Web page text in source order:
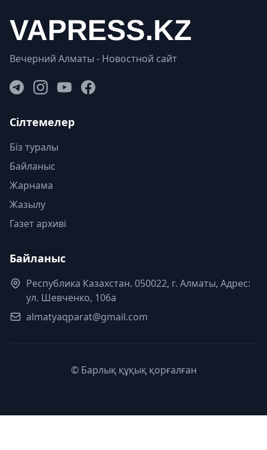
Вечерний Алматы - Новостной сайт
Сілтемелер
Біз туралы
Байланыс
Жарнама
Жазылу
Газет архиві
Байланыс
Республика Казахстан. 050022, г. Алматы, Адрес:
ул. Шевченко, 106а
almatyaqparat@gmail.com
© Барлық құқық қорғалған